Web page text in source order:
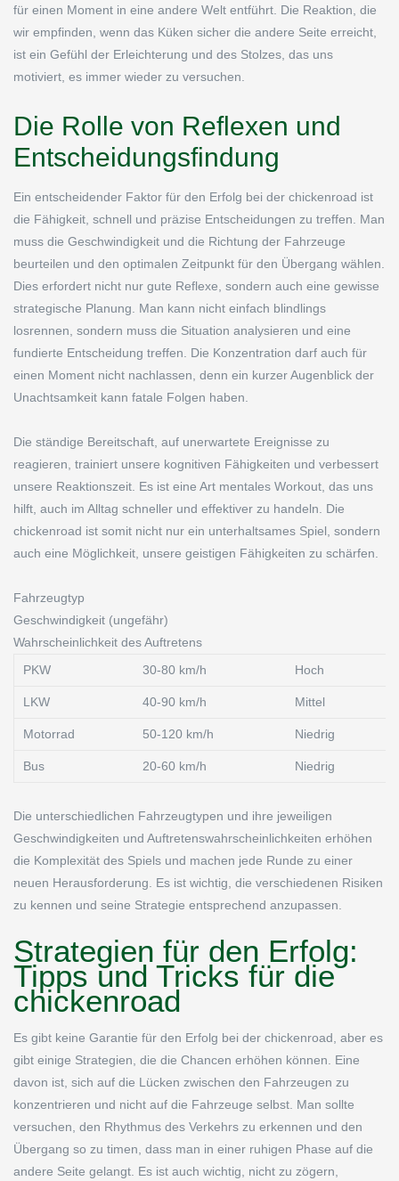
für einen Moment in eine andere Welt entführt. Die Reaktion, die
wir empfinden, wenn das Küken sicher die andere Seite erreicht,
ist ein Gefühl der Erleichterung und des Stolzes, das uns
motiviert, es immer wieder zu versuchen.
Die Rolle von Reflexen und
Entscheidungsfindung
Ein entscheidender Faktor für den Erfolg bei der chickenroad ist
die Fähigkeit, schnell und präzise Entscheidungen zu treffen. Man
muss die Geschwindigkeit und die Richtung der Fahrzeuge
beurteilen und den optimalen Zeitpunkt für den Übergang wählen.
Dies erfordert nicht nur gute Reflexe, sondern auch eine gewisse
strategische Planung. Man kann nicht einfach blindlings
losrennen, sondern muss die Situation analysieren und eine
fundierte Entscheidung treffen. Die Konzentration darf auch für
einen Moment nicht nachlassen, denn ein kurzer Augenblick der
Unachtsamkeit kann fatale Folgen haben.
Die ständige Bereitschaft, auf unerwartete Ereignisse zu
reagieren, trainiert unsere kognitiven Fähigkeiten und verbessert
unsere Reaktionszeit. Es ist eine Art mentales Workout, das uns
hilft, auch im Alltag schneller und effektiver zu handeln. Die
chickenroad ist somit nicht nur ein unterhaltsames Spiel, sondern
auch eine Möglichkeit, unsere geistigen Fähigkeiten zu schärfen.
Fahrzeugtyp
Geschwindigkeit (ungefähr)
Wahrscheinlichkeit des Auftretens
PKW
30-80 km/h Hoch
LKW 40-90 km/h Mittel
Motorrad 50-120 km/h Niedrig
Bus 20-60 km/h Niedrig
Die unterschiedlichen Fahrzeugtypen und ihre jeweiligen
Geschwindigkeiten und Auftretenswahrscheinlichkeiten erhöhen
die Komplexität des Spiels und machen jede Runde zu einer
neuen Herausforderung. Es ist wichtig, die verschiedenen Risiken
zu kennen und seine Strategie entsprechend anzupassen.
Strategien für den Erfolg:
Tipps und Tricks für die
chickenroad
Es gibt keine Garantie für den Erfolg bei der chickenroad, aber es
gibt einige Strategien, die die Chancen erhöhen können. Eine
davon ist, sich auf die Lücken zwischen den Fahrzeugen zu
konzentrieren und nicht auf die Fahrzeuge selbst. Man sollte
versuchen, den Rhythmus des Verkehrs zu erkennen und den
Übergang so zu timen, dass man in einer ruhigen Phase auf die
andere Seite gelangt. Es ist auch wichtig, nicht zu zögern,